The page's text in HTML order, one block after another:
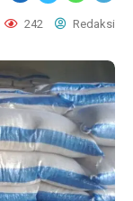
242 Redaksi